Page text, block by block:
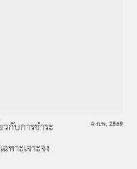
กับการชำระ
าะเจาะจง
4 ก.พ. 2569